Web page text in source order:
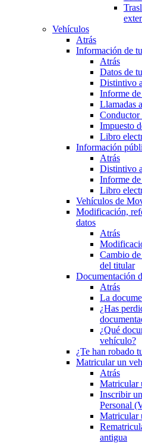
Vehículos
Atrás
Información de
Atrás
Datos de
Distintivo
Informe
Llamadas
Conductor
Impuesto
Libro
Información
Atrás
Distintivo
Informe
Libro
Vehículos de
Modificación,
datos
Atrás
Cambio
del titular
Documentación
Atrás
La
¿Has
¿Qué
vehículo?
¿Te han robado
Matricular un
Atrás
Matricular
Inscribir
Personal
Matricular
antigua